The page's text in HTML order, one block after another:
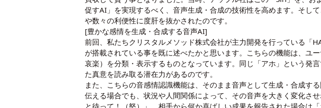
促すAI」を実現するべく、音声生成・合成の技術性を高めます。そし
や数々の利便性に度肝を抜かされたのです。
[豊かな感情を生成・合成する音声AI]
前回、私たちクリスタルメソッド株式会社が主力開発を行っている「
が搭載されている事を既に述べたかと思います。こちらの機能は、ユ
哀楽）を分類・表示するものとなっています。同じ「アホ」という発
た真意を読み取る潜在力があるのです。
また、こちらの音感情認識機能は、そのまま音声として生成・合成す
伝える場合でも、状況や人間関係によって、その音声を大きく変化さ
と待って！（怒）」、相手から何か喜ばしい成果を報告された場合は